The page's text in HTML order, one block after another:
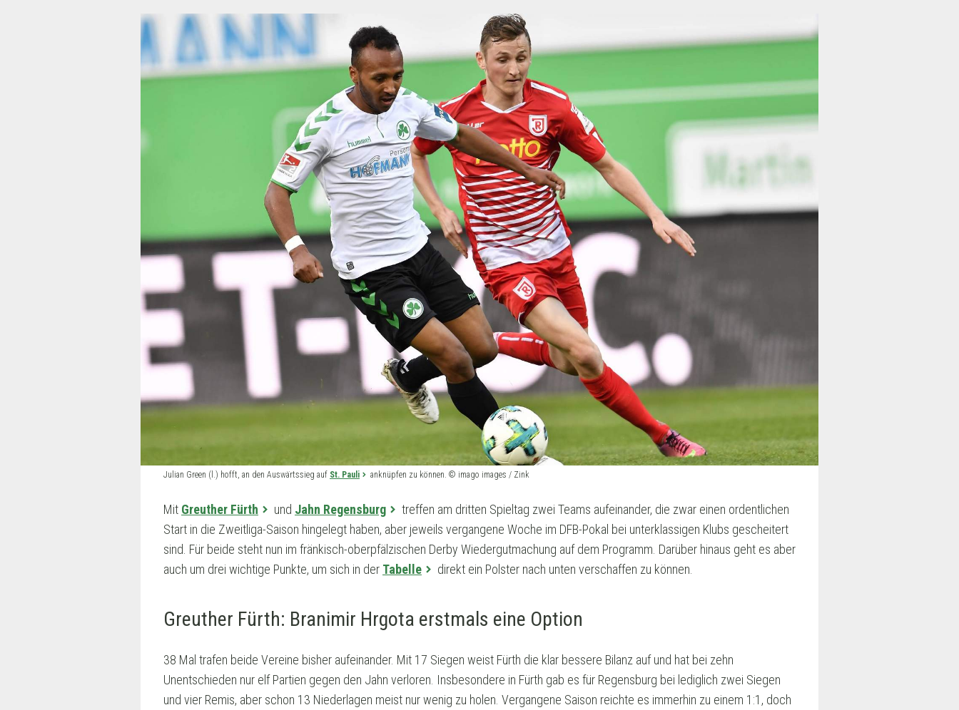
Julian Green (l.) hofft, an den Auswärtssieg auf St. Pauli anknüpfen zu können. © imago images / Zink
Mit Greuther Fürth und Jahn Regensburg
treffen am dritten Spieltag zwei Teams aufeinander, die zwar einen ordentlichen
Start in die Zweitliga-Saison hingelegt haben, aber jeweils vergangene Woche im DFB-Pokal bei unterklassigen Klubs gescheitert
sind. Für beide steht nun im fränkisch-oberpfälzischen Derby Wiedergutmachung auf dem Programm. Darüber hinaus geht es aber
auch um drei wichtige Punkte, um sich in der Tabelle direkt ein Polster nach unten verschaffen zu können.
Greuther Fürth: Branimir Hrgota erstmals eine Option
38 Mal trafen beide Vereine bisher aufeinander. Mit 17 Siegen weist Fürth die klar bessere Bilanz auf und hat bei zehn
Unentschieden nur elf Partien gegen den Jahn verloren. Insbesondere in Fürth gab es für Regensburg bei lediglich zwei Siegen
und vier Remis, aber schon 13 Niederlagen meist nur wenig zu holen. Vergangene Saison reichte es immerhin zu einem 1:1, doch